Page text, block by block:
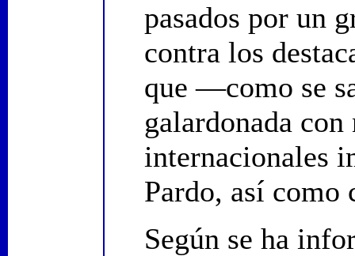
pasados por un
contra los
que —como se
galardonada
internacionales
Pardo, así como
Según se ha